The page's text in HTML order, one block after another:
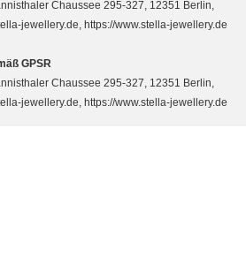
Chaussee 295-327, 12351 Berlin,
jewellery.de, https://www.stella-jewellery.de
GPSR
Chaussee 295-327, 12351 Berlin,
jewellery.de, https://www.stella-jewellery.de